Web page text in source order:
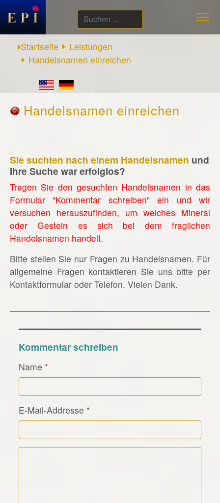
Suchen
...
Startseite
Leistungen
Handelsnamen einreichen
Handelsnamen einreichen
Sie suchten nach einem Handelsnamen und
Ihre Suche war erfolglos?
Tragen Sie den gesuchten Handelsnamen in das
Formular "Kommentar schreiben" ein und wir
versuchen herauszufinden, um welches Mineral
oder Gestein es sich bei dem fraglichen
Handelsnamen handelt.
Bitte stellen Sie nur Fragen zu Handelsnamen. Für
allgemeine Fragen kontaktieren Sie uns bitte per
Kontaktformular oder Telefon. Vielen Dank.
Kommentar schreiben
Name *
E-Mail-Addresse *
Kommentar Text